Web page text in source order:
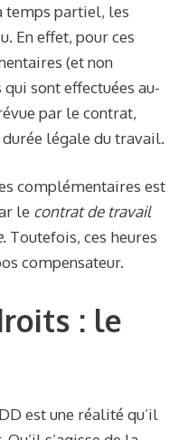
temps partiel, les
En effet, pour ces
(et non
sont effectuées au-
par le contrat,
légale du travail.
complémentaires est
le contrat de travail
. Toutefois, ces heures
compensateur.
: le
est une réalité qu’il